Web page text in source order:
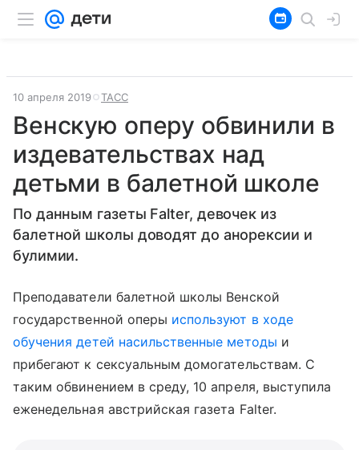
10 апреля 2019 ТАСС
Венскую оперу обвинили в
издевательствах над
детьми в балетной школе
По данным газеты Falter, девочек из
балетной школы доводят до анорексии и
булимии.
Преподаватели балетной школы Венской
государственной оперы используют в ходе
обучения детей насильственные методы и
прибегают к сексуальным домогательствам. С
таким обвинением в среду, 10 апреля, выступила
еженедельная австрийская газета Falter.